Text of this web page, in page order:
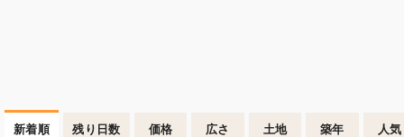
新着順 残り日数 価格 広さ 土地 築年 人気